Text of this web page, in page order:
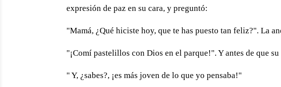
expresión de paz en su cara, y preguntó:
"Mamá, ¿Qué hiciste hoy, que te has puesto tan feliz?". La
"¡Comí pastelillos con Dios en el parque!". Y antes de que
" Y, ¿sabes?, ¡es más joven de lo que yo pensaba!"